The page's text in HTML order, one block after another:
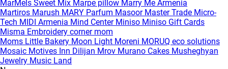
MarMels Sweet Mix Marpe pillow Marry Me Armenia
Martiros Marush MARY Parfum Masoor Master Trade Micro-
Tech MIDI Armenia Mind Center Miniso Miniso Gift Cards
Misma Embroidery corner mom
Moms Little Bakery Moon Light Moreni MORUQ eco solutions
Mosaic Motives Inn Dilijan Mrov Murano Cakes Musheghyan
Jewelry Music Land